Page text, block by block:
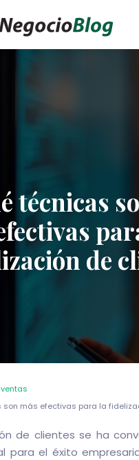
técnicas
de
son más efectivas para la
de clientes se ha
para el éxito